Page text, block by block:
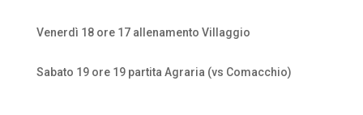
Venerdì 18 ore 17 allenamento Villaggio
Sabato 19 ore 19 partita Agraria (vs Comacchio)